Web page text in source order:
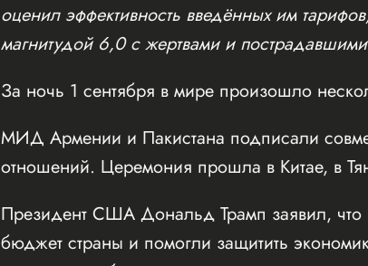
оценил эффективность введённых им
магнитудой 6,0 с жертвами и
За ночь 1 сентября в мире произошло
МИД Армении и Пакистана подписали
отношений. Церемония прошла в Китае, в
Президент США Дональд Трамп заявил,
бюджет страны и помогли защитить